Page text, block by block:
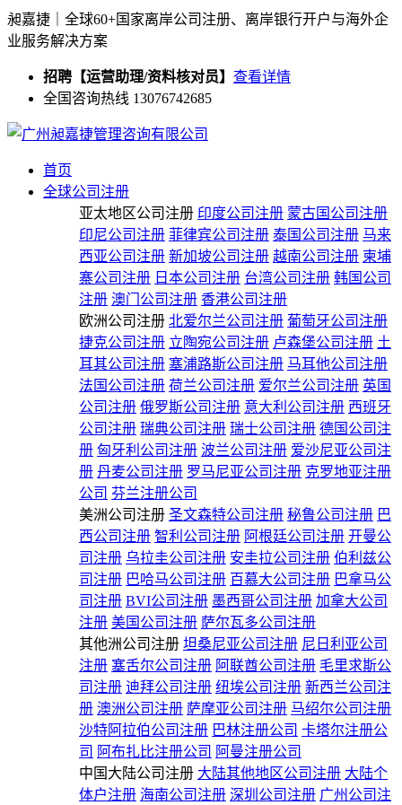
昶嘉捷｜全球60+国家离岸公司注册、离岸银行开户与海外企
业服务解决方案
招聘【运营助理/资料核对员】 查看详情
全国咨询热线 13076742685
首页
全球公司注册
亚太地区公司注册 印度公司注册 蒙古国公司注册
印尼公司注册 菲律宾公司注册 泰国公司注册 马来
西亚公司注册 新加坡公司注册 越南公司注册 柬埔
寨公司注册 日本公司注册 台湾公司注册 韩国公司
注册 澳门公司注册 香港公司注册
欧洲公司注册 北爱尔兰公司注册 葡萄牙公司注册
捷克公司注册 立陶宛公司注册 卢森堡公司注册 土
耳其公司注册 塞浦路斯公司注册 马耳他公司注册
法国公司注册 荷兰公司注册 爱尔兰公司注册 英国
公司注册 俄罗斯公司注册 意大利公司注册 西班牙
公司注册 瑞典公司注册 瑞士公司注册 德国公司注
册 匈牙利公司注册 波兰公司注册 爱沙尼亚公司注
册 丹麦公司注册 罗马尼亚公司注册 克罗地亚注册
公司 芬兰注册公司
美洲公司注册 圣文森特公司注册 秘鲁公司注册 巴
西公司注册 智利公司注册 阿根廷公司注册 开曼公
司注册 乌拉圭公司注册 安圭拉公司注册 伯利兹公
司注册 巴哈马公司注册 百慕大公司注册 巴拿马公
司注册 BVI公司注册 墨西哥公司注册 加拿大公司
注册 美国公司注册 萨尔瓦多公司注册
其他洲公司注册 坦桑尼亚公司注册 尼日利亚公司
注册 塞舌尔公司注册 阿联酋公司注册 毛里求斯公
司注册 迪拜公司注册 纽埃公司注册 新西兰公司注
册 澳洲公司注册 萨摩亚公司注册 马绍尔公司注册
沙特阿拉伯公司注册 巴林注册公司 卡塔尔注册公
司 阿布扎比注册公司 阿曼注册公司
中国大陆公司注册 大陆其他地区公司注册 大陆个
体户注册 海南公司注册 深圳公司注册 广州公司注